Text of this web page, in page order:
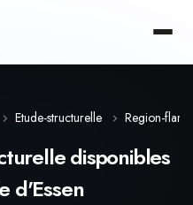
Etude-structurelle Region-
disponibles
d'Essen